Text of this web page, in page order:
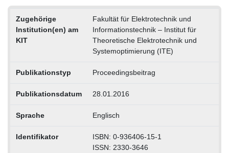
Zugehörige
Institution(en) am
KIT
Fakultät für Elektrotechnik und
Informationstechnik – Institut für
Theoretische Elektrotechnik und
Systemoptimierung (ITE)
Publikationstyp Proceedingsbeitrag
Publikationsdatum 28.01.2016
Sprache Englisch
Identifikator
ISBN: 0-936406-15-1
ISSN: 2330-3646